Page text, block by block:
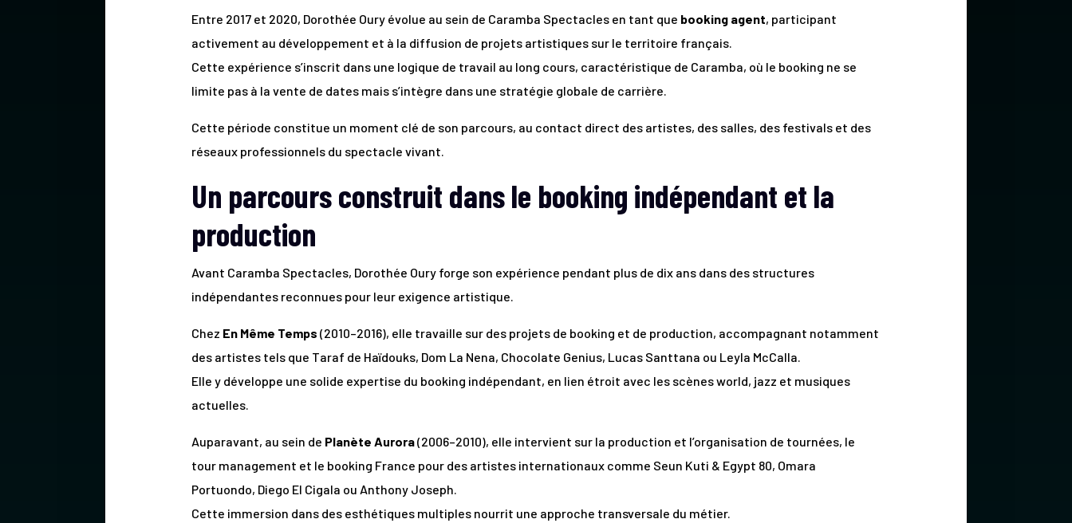
Entre 2017 et 2020, Dorothée Oury évolue au sein de Caramba Spectacles en tant que booking agent, participant
activement au développement et à la diffusion de projets artistiques sur le territoire français.
Cette expérience s’inscrit dans une logique de travail au long cours, caractéristique de Caramba, où le booking ne se
limite pas à la vente de dates mais s’intègre dans une stratégie globale de carrière.
Cette période constitue un moment clé de son parcours, au contact direct des artistes, des salles, des festivals et des
réseaux professionnels du spectacle vivant.
Un parcours construit dans le booking indépendant et la
production
Avant Caramba Spectacles, Dorothée Oury forge son expérience pendant plus de dix ans dans des structures
indépendantes reconnues pour leur exigence artistique.
Chez En Même Temps (2010–2016), elle travaille sur des projets de booking et de production, accompagnant notamment
des artistes tels que Taraf de Haïdouks, Dom La Nena, Chocolate Genius, Lucas Santtana ou Leyla McCalla.
Elle y développe une solide expertise du booking indépendant, en lien étroit avec les scènes world, jazz et musiques
actuelles.
Auparavant, au sein de Planète Aurora(2006–2010), elle intervient sur la production et l’organisation de tournées, le
tour management et le booking France pour des artistes internationaux comme Seun Kuti & Egypt 80, Omara
Portuondo, Diego El Cigala ou Anthony Joseph.
Cette immersion dans des esthétiques multiples nourrit une approche transversale du métier.